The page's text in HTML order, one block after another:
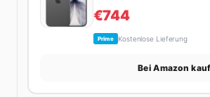
€744
Prime Kostenlose Lieferung
Bei Amazon